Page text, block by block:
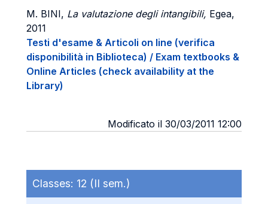
M. BINI, La valutazione degli intangibili, Egea,
2011
Testi d'esame & Articoli on line (verifica
disponibilità in Biblioteca) / Exam textbooks &
Online Articles (check availability at the
Library)
Modificato il 30/03/2011 12:00
Classes: 12 (II sem.)